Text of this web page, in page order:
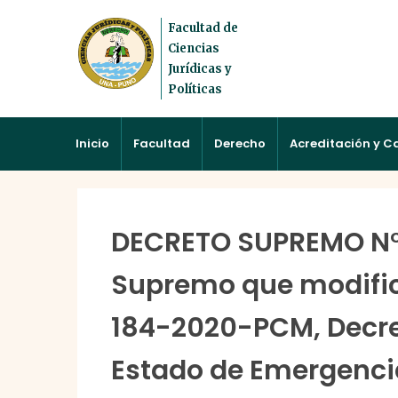
Facultad de
Ciencias
Jurídicas y
Políticas
Inicio Facultad Derecho Acreditación y
DECRETO
Supremo que
184-2020-PCM,
Estado de